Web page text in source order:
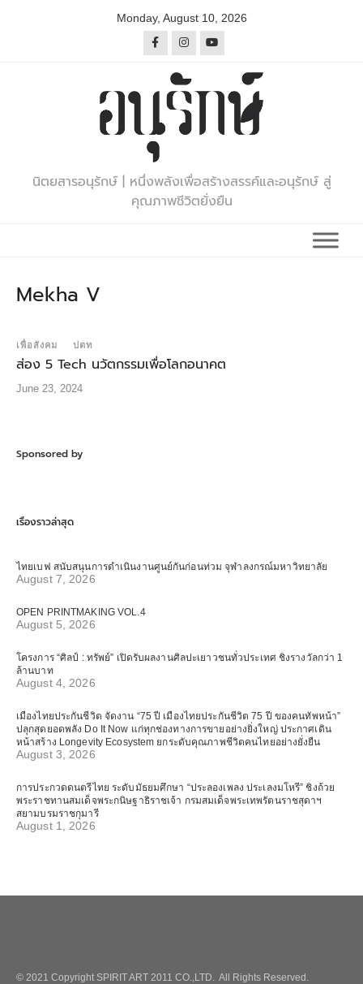
Monday, August 10, 2026
นิตยสารอนุรักษ์ | หนึ่งพลังเพื่อสร้างสรรค์และอนุรักษ์ สู่
คุณภาพชีวิตยั่งยืน
Mekha V
เพื่อสังคม ปตท
ส่อง 5 Tech นวัตกรรมเพื่อโลกอนาคต
June 23, 2024
Sponsored by
เรื่องราวล่าสุด
ไทยเบฟ สนับสนุนการดำเนินงานศูนย์กันก่อนท่วม จุฬาลงกรณ์มหาวิทยาลัย
August 7, 2026
OPEN PRINTMAKING VOL.4
August 5, 2026
โครงการ “ศิลป์ : ทรัพย์” เปิดรับผลงานศิลปะเยาวชนทั่วประเทศ ชิงรางวัลกว่า 1
ล้านบาท
August 4, 2026
เมืองไทยประกันชีวิต จัดงาน “75 ปี เมืองไทยประกันชีวิต 75 ปี ของคนทัพหน้า”
ปลุกสุดยอดพลัง Do It Now แก่ทุกช่องทางการขายอย่างยิ่งใหญ่ ประกาศเดิน
หน้าสร้าง Longevity Ecosystem ยกระดับคุณภาพชีวิตคนไทยอย่างยั่งยืน
August 3, 2026
การประกวดดนตรีไทย ระดับมัธยมศึกษา “ประลองเพลง ประเลงมโหรี” ชิงถ้วย
พระราชทานสมเด็จพระกนิษฐาธิราชเจ้า กรมสมเด็จพระเทพรัตนราชสุดาฯ
สยามบรมราชกุมารี
August 1, 2026
© 2021 Copyright SPIRIT ART 2011 CO.,LTD. All Rights Reserved.